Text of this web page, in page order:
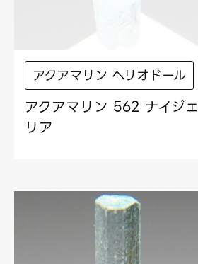
アクアマリン ヘリオドール
アクアマリン 562 ナイジェ
リア